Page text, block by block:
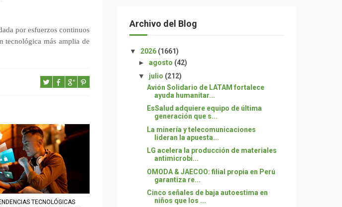
por esfuerzos continuos
tecnológica más amplia de
TECNOLÓGICAS
Archivo del Blog
▼ 2026 (1661)
► agosto (42)
▼ julio (212)
Avión Solidario de LATAM fortalece
ayuda humanitar...
EsSalud adquiere equipo de última
generación que s...
La minería y telecomunicaciones
lideran la apuesta...
LG acelera la producción de materiales
antimicrobi...
OMODA & JAECOO: filial propia en Perú
garantiza re...
Cinco señales de baja autoestima en
niños que los ...